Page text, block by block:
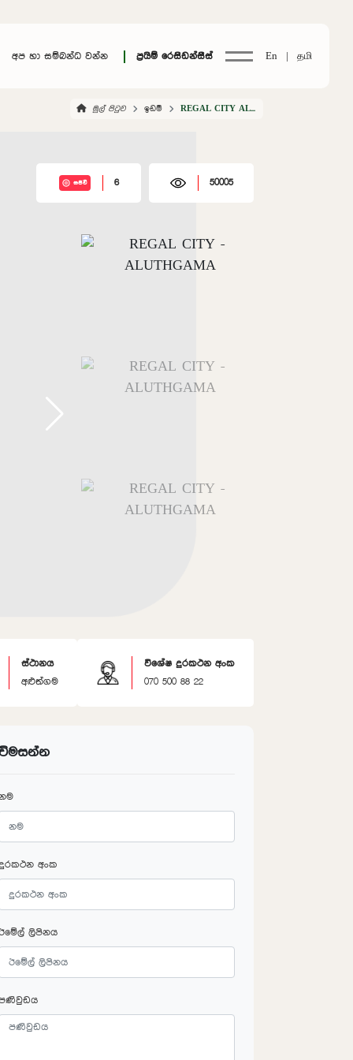
අප හා සම්බන්ධ වන්න ප්‍රයිම් රෙසිඩන්සීස් En | தமி
මුල් පිටුව ඉඩම් REGAL CITY ALUTHGAMA
සජීවී 6 50005
ස්ථානය
අළුත්ගම
විශේෂ දුරකථන අංක
070 500 88 22
අංක
ලිපිනය